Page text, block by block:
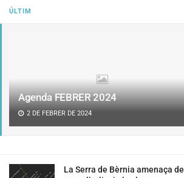
ÚLTIM
Agenda FEBRER 2024
2 DE FEBRER DE 2024
La Serra de Bèrnia amenaça de